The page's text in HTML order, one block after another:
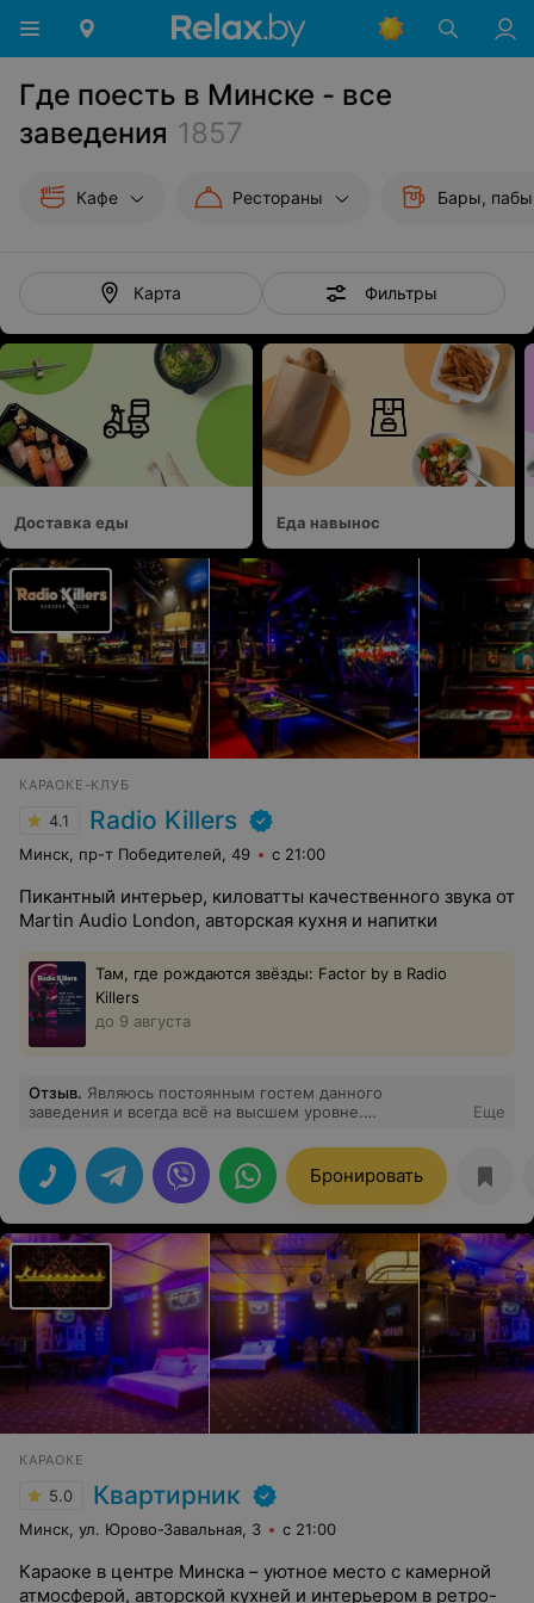
Где поесть в Минске - все
заведения 1857
Кафе Рестораны Бары, пабы
Карта Фильтры
Доставка еды Еда навынос
КАРАОКЕ-КЛУБ
4.1 Radio Killers
Минск, пр-т Победителей, 49 с 21:00
Пикантный интерьер, киловатты качественного звука от
Martin Audio London, авторская кухня и напитки
Там, где рождаются звёзды: Factor by в Radio
Killers
до 9 августа
Отзыв. Являюсь постоянным гостем данного
заведения и всегда всё на высшем уровне.
близким)
Еще
Бронировать
КАРАОКЕ
5.0 Квартирник
Минск, ул. Юрово-Завальная, 3 с 21:00
Караоке в центре Минска – уютное место с камерной
атмосферой, авторской кухней и интерьером в ретро-